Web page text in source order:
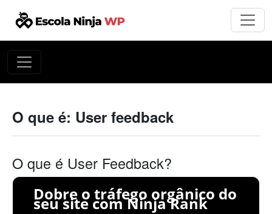
O que é: User feedback
O que é User Feedback?
Dobre o tráfego orgânico do
seu site com Ninja Rank